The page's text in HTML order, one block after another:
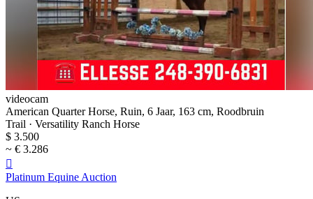
videocam
American Quarter Horse, Ruin, 6 Jaar, 163 cm, Roodbruin
Trail · Versatility Ranch Horse
$ 3.500
~ € 3.286

Platinum Equine Auction